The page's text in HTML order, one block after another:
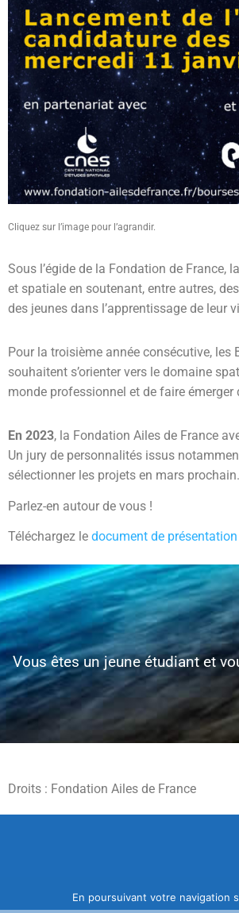
Cliquez sur l’image pour l’agrandir.
Sous l’égide de la Fondation de
et spatiale en soutenant, entre autres,
des jeunes dans l’apprentissage de leur
Pour la troisième année consécutive,
souhaitent s’orienter vers le domaine
monde professionnel et de faire
En 2023, la Fondation Ailes de France
Un jury de personnalités issus
sélectionner les projets en mars
Parlez-en autour de vous !
Téléchargez le document de présentation
Vous êtes un jeune étudiant et
Droits : Fondation Ailes de France
En poursuivant votre navigation